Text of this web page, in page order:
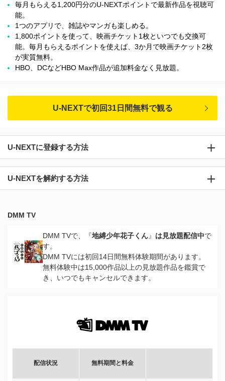
毎月もらえる1,200円分のU-NEXTポイントで最新作品を視聴可
能。
1つのアプリで、雑誌やマンガも楽しめる。
1,800ポイントを使って、映画チケット1枚といつでも交換可
能。毎月もらえるポイントを使えば、3か月で映画チケット2枚
が実質無料。
HBO、DCなどHBO Max作品が追加料金なく見放題。
U-NEXTで初回31日間無料で観る
U-NEXTに登録する方法
U-NEXTを解約する方法
DMM TV
DMM TVで、『地縛少年花子くん』 は見放題配信中で
す。
DMM TVには初回14日間無料体験期間があります。
無料体験中は15,000作品以上の見放題作品を鑑賞で
き、いつでもキャンセルできます。
配信状況 無料期間と料金